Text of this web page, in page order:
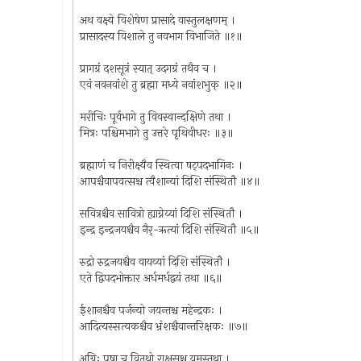
अथ वक्ष्ये विशेषेण प्रासादे वास्तुलक्षणम् ।
प्रासादस्य विशाले तु नवभाग विभाजिते ॥१॥
प्रागग्रं दशसूत्रं स्यात् उदगग्रं तथैव च ।
एवं नवनवांशे तु ब्रह्मा मध्ये नवांशभुक् ॥२॥
मरीचिः पूर्वभागे तु विवस्वान्दक्षिणे तथा ।
मित्रः पश्चिमभागे तु उत्तरे पृथिवीधरः ॥३॥
ब्रह्माणं च निरीक्ष्यैव स्थित्वा षट्पदभागिनः ।
आपश्चैवापवत्सश्च त्वैशान्यां दिशि संस्थितौ ॥४॥
सवित्रश्चैव सावित्रो ह्याग्नेय्यां दिशि संस्थितौ ।
इन्द्र इन्द्रजयश्चैव नैर्-ऋत्यां दिशि संस्थितौ ॥५॥
रुद्रो रुद्रजयश्चैव वायव्यां दिशि संस्थितौ ।
एते द्विपदभोक्तार अर्धमर्धद्वयं तथा ॥६॥
ईशानश्चैव पर्जन्यो जयन्तश्च महेन्द्रकः ।
आदित्यस्सत्यकश्चैव भ्रंशश्चैवान्तरिक्षकः ॥७॥